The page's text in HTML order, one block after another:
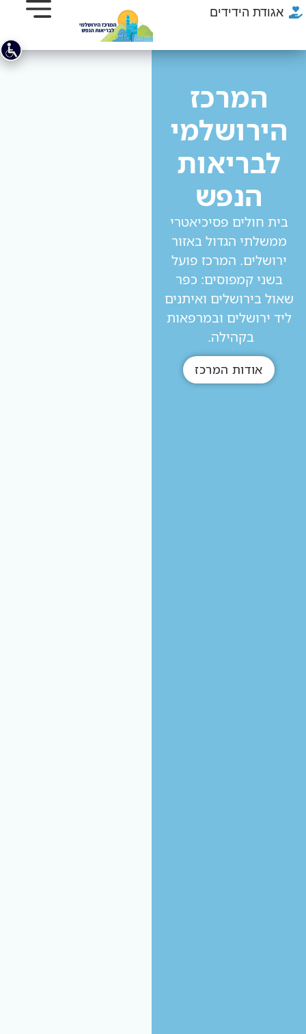
אגודת הידידים
המרכז
הירושלמי
לבריאות
הנפש
בית חולים פסיכיאטרי
ממשלתי הגדול באזור
ירושלים. המרכז פועל
בשני קמפוסים: כפר
שאול בירושלים ואיתנים
ליד ירושלים ובמרפאות
בקהילה.
אודות המרכז